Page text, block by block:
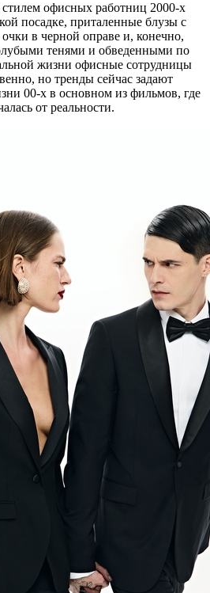
офисных работниц 2000-х
посадке, приталенные блузы с
очки в черной оправе и, конечно,
тенями и обведенными по
жизни офисные сотрудницы
но тренды сейчас задают
00-х в основном из фильмов, где
от реальности.